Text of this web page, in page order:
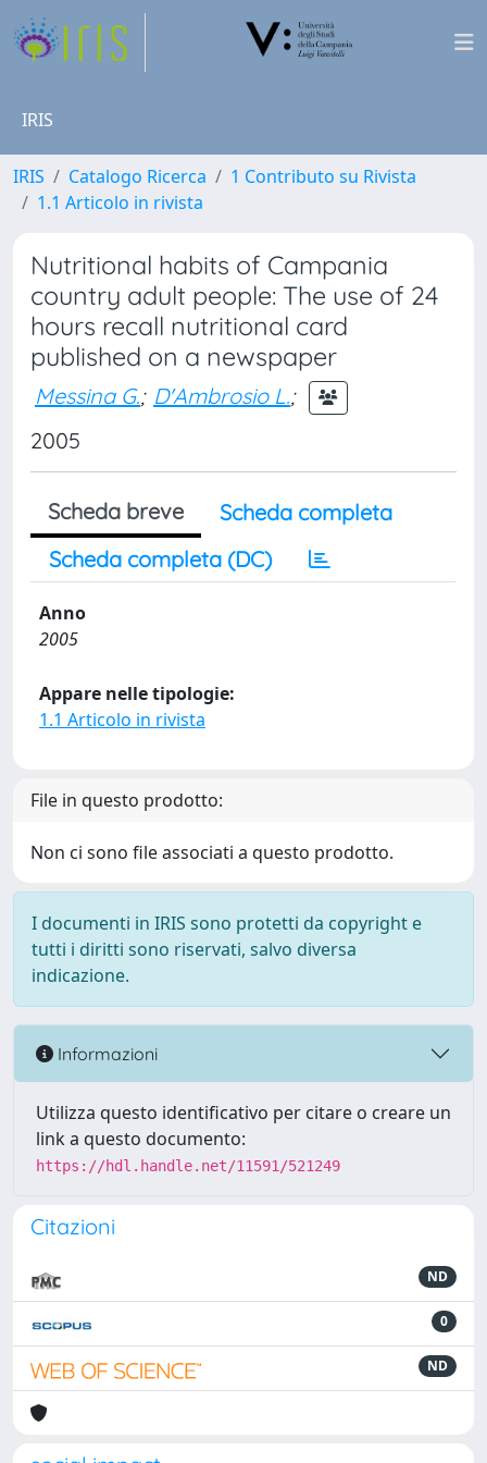
IRIS
IRIS Catalogo Ricerca
1 Contributo su Rivista
1.1 Articolo in rivista
Nutritional habits of Campania
country adult people: The use of 24
hours recall nutritional card
published on a newspaper
Messina G.; D'Ambrosio L.;
2005
Scheda breve
Scheda completa
Scheda completa (DC)
Anno
2005
Appare nelle tipologie:
1.1 Articolo in rivista
File in questo prodotto:
Non ci sono file associati a questo prodotto.
I documenti in IRIS sono protetti da copyright e
tutti i diritti sono riservati, salvo diversa
indicazione.
Informazioni
Utilizza questo identificativo per citare o creare un
link a questo documento:
https://hdl.handle.net/11591/521249
Citazioni
ND
0
ND